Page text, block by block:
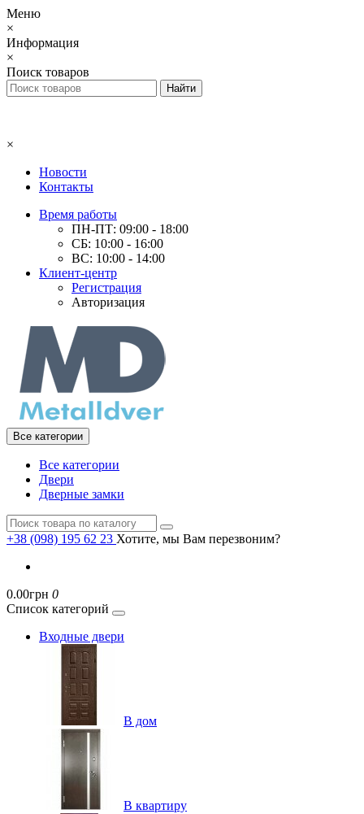
Меню
×
Информация
×
Поиск товаров
×
Новости
Контакты
Время работы
ПН-ПТ: 09:00 - 18:00
СБ: 10:00 - 16:00
ВС: 10:00 - 14:00
Клиент-центр
Регистрация
Авторизация
Все категории
Все категории
Двери
Дверные замки
+38 (098) 195 62 23 Хотите, мы Вам перезвоним?
0.00грн 0
Список категорий
Входные двери
В дом
В квартиру